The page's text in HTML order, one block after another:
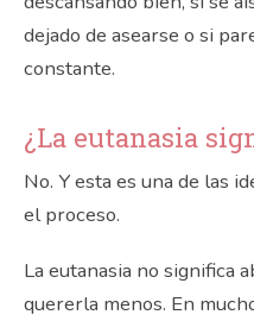
dejado de asearse o si
constante.
¿La eutanasia
No. Y esta es una de las
el proceso.
La eutanasia no significa
quererla menos. En